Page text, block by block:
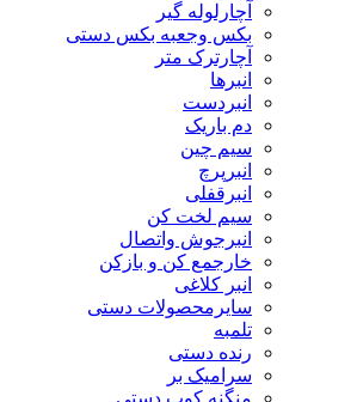
آچارلوله گیر
بکس وجعبه بکس دستی
آچارترک متر
انبرها
انبردست
دم باریک
سیم چین
انبرپرچ
انبرقفلی
سیم لخت کن
انبرجوش واتصال
خارجمع کن و بازکن
انبر کلاغی
سایرمحصولات دستی
تلمبه
رنده دستی
سرامیک بر
منگنه کوب دستی